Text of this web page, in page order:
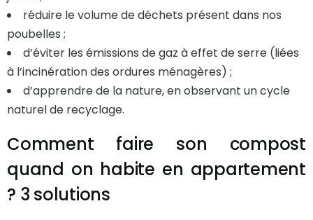
réduire le volume de déchets présent dans nos
poubelles ;
d’éviter les émissions de gaz à effet de serre (liées
à l’incinération des ordures ménagères) ;
d’apprendre de la nature, en observant un cycle
naturel de recyclage.
Comment faire son compost
quand on habite en appartement
? 3 solutions